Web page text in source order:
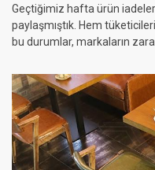
Geçtiğimiz hafta ürün
paylaşmıştık. Hem
bu durumlar, markaların